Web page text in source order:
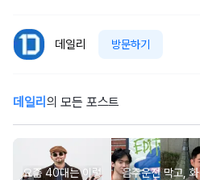
데일리 방문하기
데일리 의 모든 포스트
요즘 40대는 이렇
음주운전 막고, 화